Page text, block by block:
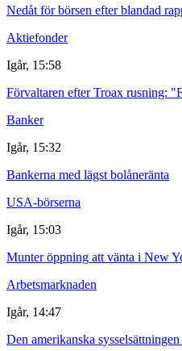
Nedåt för börsen efter blandad
Aktiefonder
Igår, 15:58
Förvaltaren efter Troax rusning:
Banker
Igår, 15:32
Bankerna med lägst bolåneränta
USA-börserna
Igår, 15:03
Munter öppning att vänta i New
Arbetsmarknaden
Igår, 14:47
Den amerikanska